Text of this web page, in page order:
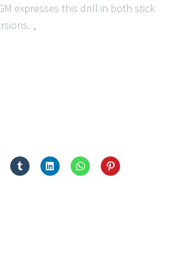
expresses this drill in both stick
„